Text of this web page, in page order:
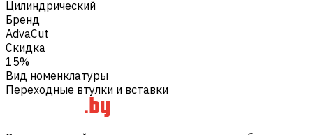
Цилиндрический
Бренд
AdvaCut
Скидка
15%
Вид номенклатуры
Переходные втулки и вставки